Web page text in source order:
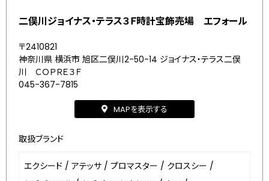
二俣川ジョイナス・テラス３Ｆ時計宝飾売場 エフォール
〒2410821
神奈川県 横浜市 旭区二俣川2-50-14 ジョイナス・テラス二俣
川 ＣＯＰＲＥ３Ｆ
045-367-7815
MAPを表示する
取扱ブランド
エクシード / アテッサ / プロマスター / クロスシー /